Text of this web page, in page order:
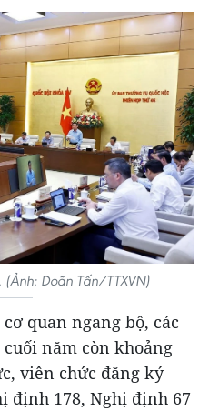
Doãn Tấn/TTXVN)
quan ngang bộ, các
năm còn khoảng
viên chức đăng ký
định 178, Nghị định 67